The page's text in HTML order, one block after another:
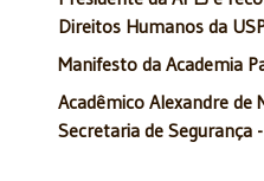
Direitos Humanos da
Manifesto da Academia
Acadêmico Alexandre de
Secretaria de